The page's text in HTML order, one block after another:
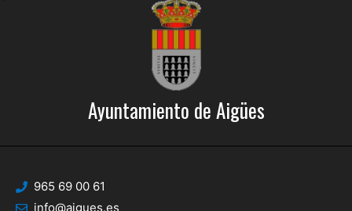
Ayuntamiento de Aigües
965 69 00 61
info@aigues.es